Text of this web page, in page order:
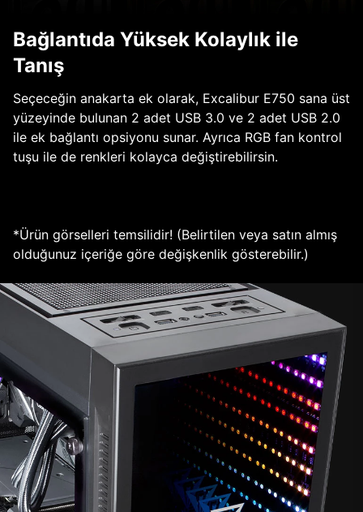
Bağlantıda Yüksek Kolaylık ile
Tanış
Seçeceğin anakarta ek olarak, Excalibur E750 sana üst
yüzeyinde bulunan 2 adet USB 3.0 ve 2 adet USB 2.0
ile ek bağlantı opsiyonu sunar. Ayrıca RGB fan kontrol
tuşu ile de renkleri kolayca değiştirebilirsin.
*Ürün görselleri temsilidir! (Belirtilen veya satın almış
olduğunuz içeriğe göre değişkenlik gösterebilir.)